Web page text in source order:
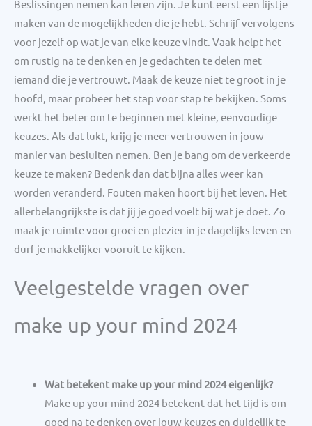
Beslissingen nemen kan leren zijn. Je kunt eerst een lijstje
maken van de mogelijkheden die je hebt. Schrijf vervolgens
voor jezelf op wat je van elke keuze vindt. Vaak helpt het
om rustig na te denken en je gedachten te delen met
iemand die je vertrouwt. Maak de keuze niet te groot in je
hoofd, maar probeer het stap voor stap te bekijken. Soms
werkt het beter om te beginnen met kleine, eenvoudige
keuzes. Als dat lukt, krijg je meer vertrouwen in jouw
manier van besluiten nemen. Ben je bang om de verkeerde
keuze te maken? Bedenk dan dat bijna alles weer kan
worden veranderd. Fouten maken hoort bij het leven. Het
allerbelangrijkste is dat jij je goed voelt bij wat je doet. Zo
maak je ruimte voor groei en plezier in je dagelijks leven en
durf je makkelijker vooruit te kijken.
Veelgestelde vragen over
make up your mind 2024
Wat betekent make up your mind 2024 eigenlijk?
Make up your mind 2024 betekent dat het tijd is om
goed na te denken over jouw keuzes en duidelijk te